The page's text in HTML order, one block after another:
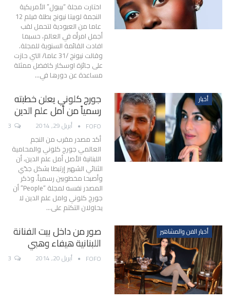
اختارت مجلة “بيبول” الأمريكية
النجمة لوبيتا نيونج بطلة فيلم 12
عاما من العبودية لتحمل لقب
أجمل امرأه في العالم، حسبما
افادت القائمة السنوية للمجلة.
وقالت نيونج /31 عاما/ التي حازت
على جائزة اوسكار كافضل ممثلة
مساعدة عن دورها في…
أخبار جورج كلوني يعلن خطبته
رسمياً من أمل علم الدين
FOFO أبريل 29, 2014
أكد مصدر مقرب من النجم
العالمي جورج كلوني والمحامية
اللبنانية الأصل أمل علم الدين، أن
الثنائي الشهير إرتبطا بشكل جدّي
وأصبحا مخطوبين رسمياً. وذكر
المصدر نفسه لمجلة “People” أن
جورج كلوني وامل علم الدين لا
يحاولان التكتم على…
أخبار الفن والمشاهير صور من داخل بيت الفنانة
اللبنانية هيفاء وهبي
FOFO أبريل 20, 2014